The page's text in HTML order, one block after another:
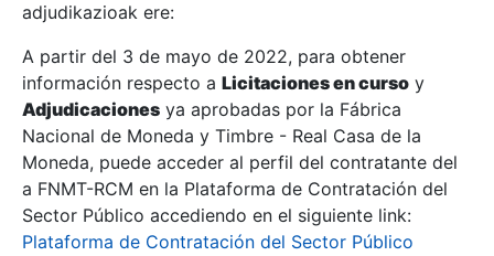
Erakutsi/Ezkutatu
Erakutsi/Ezkutatu
Erakutsi/Ezkutatu
adjudikazioak ere:
A partir del 3 de mayo de 2022, para obtener
información respecto a Licitaciones en curso y
Adjudicaciones ya aprobadas por la Fábrica
Nacional de Moneda y Timbre - Real Casa de la
Moneda, puede acceder al perfil del contratante del
a FNMT-RCM en la Plataforma de Contratación del
Sector Público accediendo en el siguiente link:
Plataforma de Contratación del Sector Público